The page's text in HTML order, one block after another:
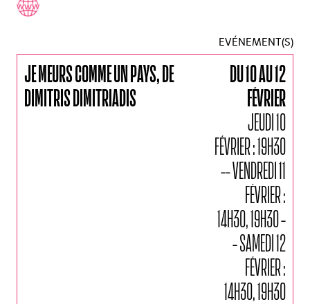
EVÉNEMENT(S)
JE MEURS COMME UN PAYS, DE
DIMITRIS DIMITRIADIS
DU 10 AU 12
FÉVRIER
JEUDI 10
FÉVRIER : 19H30
-- VENDREDI 11
FÉVRIER :
14H30, 19H30 -
- SAMEDI 12
FÉVRIER :
14H30, 19H30